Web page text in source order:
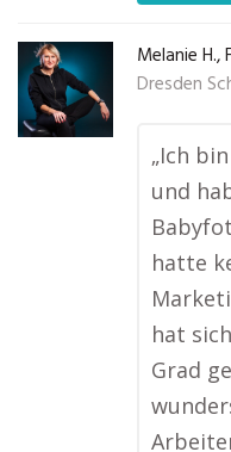
Melanie
Dresden
„Ich
und
hatte
hat
Grad